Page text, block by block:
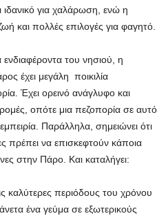
για χαλάρωση, ενώ η
και πολλές επιλογές για φαγητό.
ενδιαφέροντα του νησιού, η
έχει μεγάλη ποικιλία
Έχει ορεινό ανάγλυφο και
οπότε μια πεζοπορία σε αυτό
Παράλληλα, σημειώνει ότι
πρέπει να επισκεφτούν κάποια
στην Πάρο. Και καταλήγει:
καλύτερες περιόδους του χρόνου
ένα γεύμα σε εξωτερικούς